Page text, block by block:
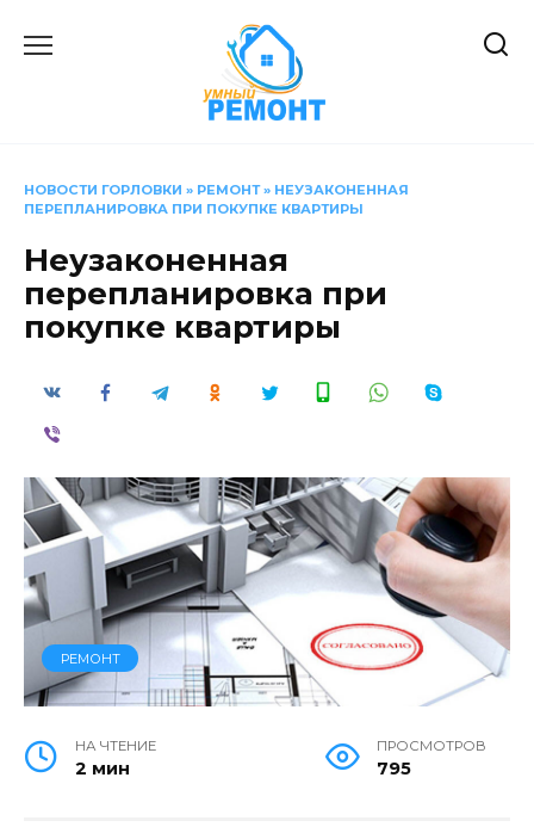
НОВОСТИ ГОРЛОВКИ » РЕМОНТ» НЕУЗАКОНЕННАЯ
ПЕРЕПЛАНИРОВКА ПРИ ПОКУПКЕ КВАРТИРЫ
Неузаконенная
перепланировка при
покупке квартиры
РЕМОНТ
НА ЧТЕНИЕ
2 мин
ПРОСМОТРОВ
795